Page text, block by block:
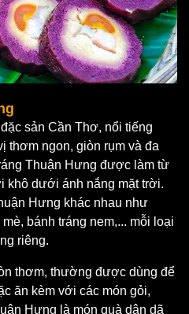
sản Cần Thơ, nổi tiếng
thơm ngon, giòn rụm và đa
Thuận Hưng được làm từ
khô dưới ánh nắng mặt trời.
Hưng khác nhau như
bánh tráng nem,... mỗi loại
riêng.
thơm, thường được dùng để
ăn kèm với các món gỏi,
Hưng là món quà dân dã